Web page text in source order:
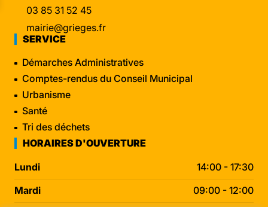
03 85 31 52 45
mairie@grieges.fr
SERVICE
Démarches Administratives
Comptes-rendus du Conseil Municipal
Urbanisme
Santé
Tri des déchets
HORAIRES D'OUVERTURE
Lundi
14:00 - 17:30
Mardi
09:00 - 12:00